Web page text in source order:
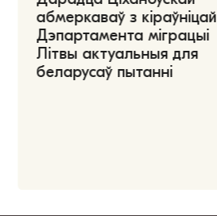
абмеркаваў з кіраўніцай
Дэпартамента міграцыі
Літвы актуальныя для
беларусаў пытанні